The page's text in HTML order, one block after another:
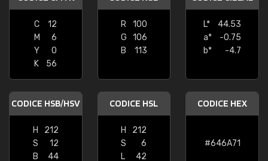
C
12
M
6
Y
0
K
56
R
100
G
106
B
113
L*
44.53
a*
-0.75
b*
-4.7
CODICE HSB/HSV
H
212
S
12
B
44
CODICE HSL
H
212
S
6
L
42
CODICE HEX
#646A71